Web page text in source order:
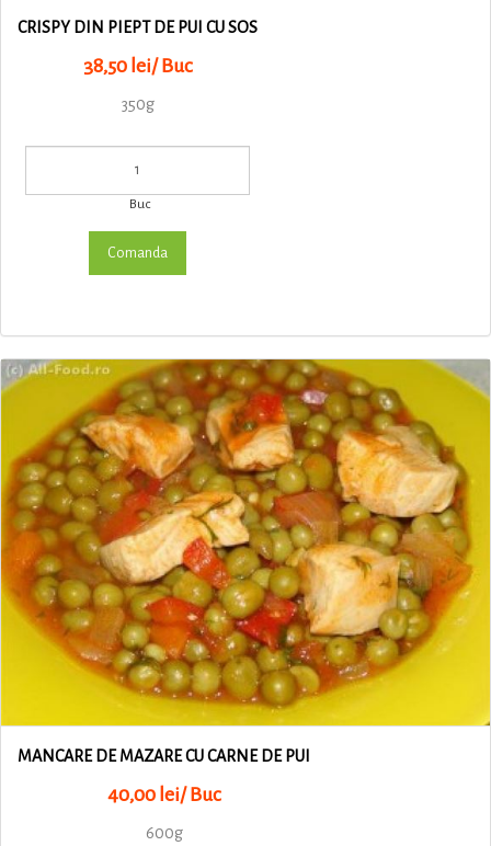
CRISPY DIN PIEPT DE PUI CU SOS
38,50 lei/ Buc
350g
Buc
MANCARE DE MAZARE CU CARNE DE PUI
40,00 lei/ Buc
600g